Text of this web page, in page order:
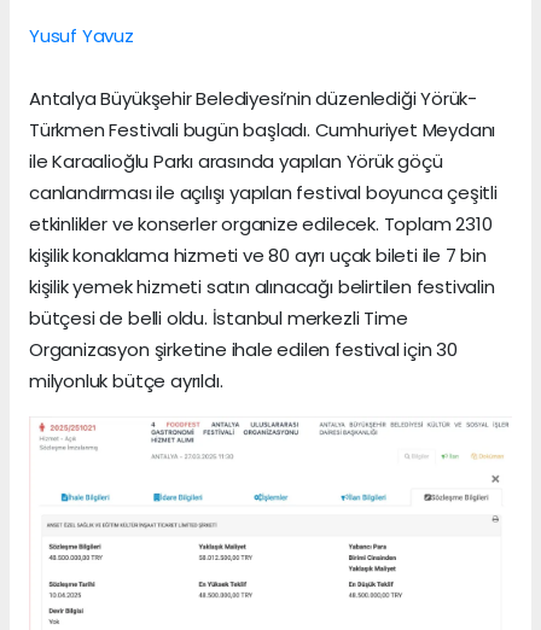
Yusuf Yavuz
Antalya Büyükşehir Belediyesi’nin düzenlediği Yörük-
Türkmen Festivali bugün başladı. Cumhuriyet Meydanı
ile Karaalioğlu Parkı arasında yapılan Yörük göçü
canlandırması ile açılışı yapılan festival boyunca çeşitli
etkinlikler ve konserler organize edilecek. Toplam 2310
kişilik konaklama hizmeti ve 80 ayrı uçak bileti ile 7 bin
kişilik yemek hizmeti satın alınacağı belirtilen festivalin
bütçesi de belli oldu. İstanbul merkezli Time
Organizasyon şirketine ihale edilen festival için 30
milyonluk bütçe ayrıldı.